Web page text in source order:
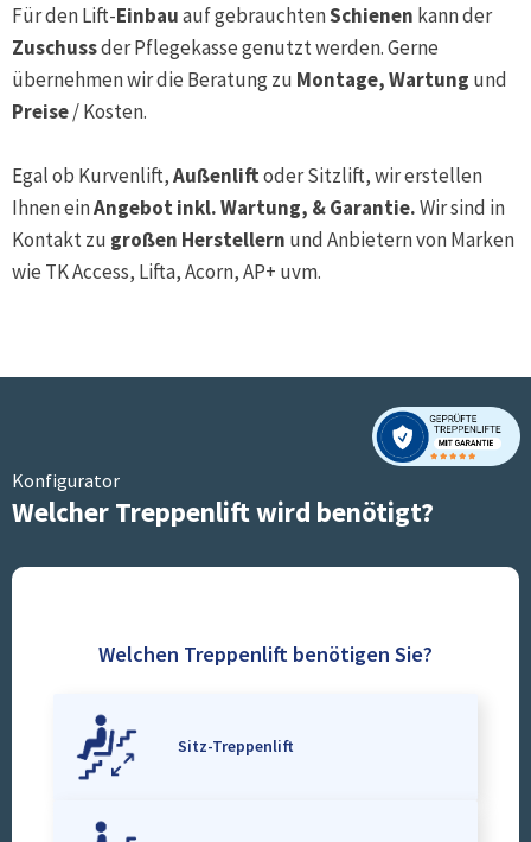
Für den Lift-Einbauauf gebrauchtenSchienen kann der
Zuschussder Pflegekasse genutzt werden. Gerne
übernehmen wir die Beratung zu Montage, Wartung und
Preise/ Kosten.
Egal ob Kurvenlift,Außenliftoder Sitzlift, wir erstellen
Ihnen einAngebot inkl. Wartung, & Garantie.Wir sind in
Kontakt zu großen Herstellern und Anbietern von Marken
wie TK Access, Lifta, Acorn, AP+ uvm.
Konfigurator
Welcher Treppenlift wird benötigt?
Welchen Treppenlift benötigen Sie?
Sitz-Treppenlift